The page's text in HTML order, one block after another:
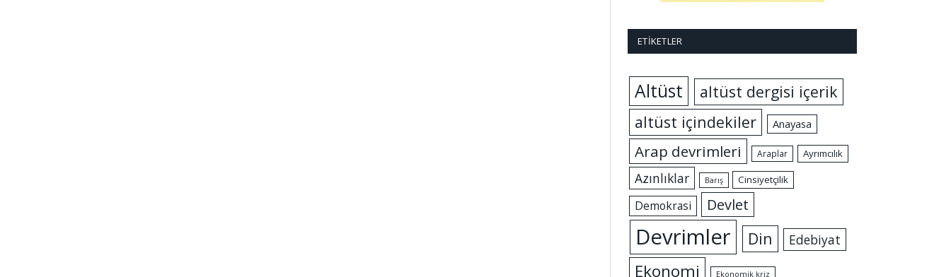
ETIKETLER
Altüst
altüst dergisi içerik
altüst içindekiler
Anayasa
Arap devrimleri Araplar Ayrımcılık
Azınlıklar Barış Cinsiyetçilik
Demokrasi Devlet
Devrimler Din Edebiyat
Ekonomi Ekonomik kriz